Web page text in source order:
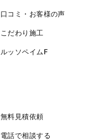
口コミ・お客様の声
こだわり施工
ルッソペイムF
無料見積依頼
電話で相談する